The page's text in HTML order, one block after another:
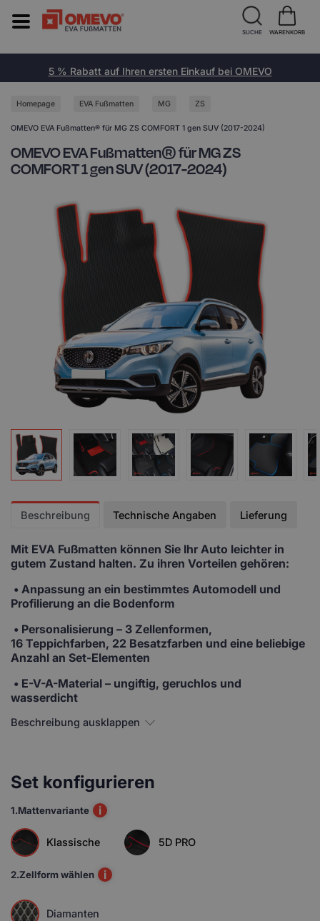
5 % Rabatt auf Ihren ersten Einkauf bei OMEVO
Homepage EVA Fußmatten MG ZS
OMEVO EVA Fußmatten® für MG ZS COMFORT 1 gen SUV (2017-2024)
OMEVO EVA Fußmatten® für MG ZS
COMFORT 1 gen SUV (2017-2024)
Beschreibung Technische Angaben Lieferung
Mit EVA Fußmatten können Sie Ihr Auto leichter in
gutem Zustand halten. Zu ihren Vorteilen gehören:
• Anpassung an ein bestimmtes Automodell und
Profilierung an die Bodenform
• Personalisierung – 3 Zellenformen,
16 Teppichfarben, 22 Besatzfarben und eine beliebige
Anzahl an Set-Elementen
• E-V-A-Material – ungiftig, geruchlos und
wasserdicht
Beschreibung ausklappen
Set konfigurieren
1.Mattenvariante i
Klassische 5D PRO
2.Zellform wählen i
Diamanten
SUCHE WARENKORB